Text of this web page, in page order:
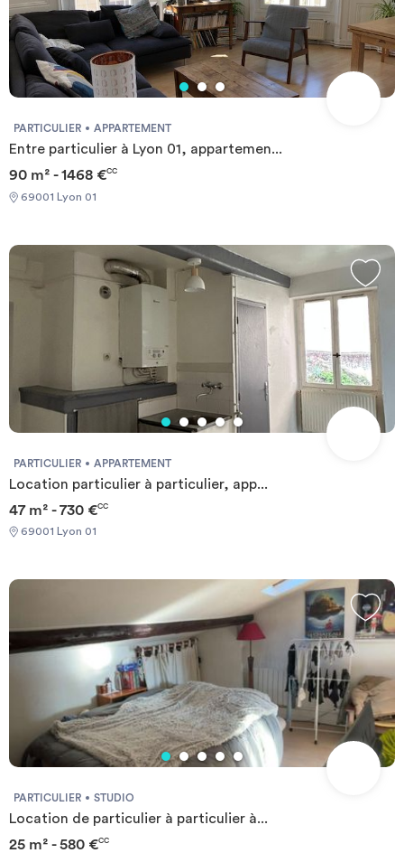
PARTICULIER APPARTEMENT
Entre particulier à Lyon 01, appartemen...
90 m² - 1468 €CC
69001 Lyon 01
PARTICULIER APPARTEMENT
Location particulier à particulier, app...
47 m² - 730 €CC
69001 Lyon 01
PARTICULIER STUDIO
Location de particulier à particulier à...
25 m² - 580 €CC